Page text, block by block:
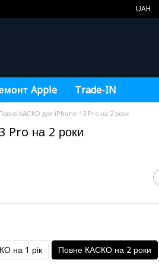
UAH
Apple Trade-IN
КАСКО для iPhone 13 Pro на 2 роки
Pro на 2 роки
на 1 рік Повне КАСКО на 2 роки